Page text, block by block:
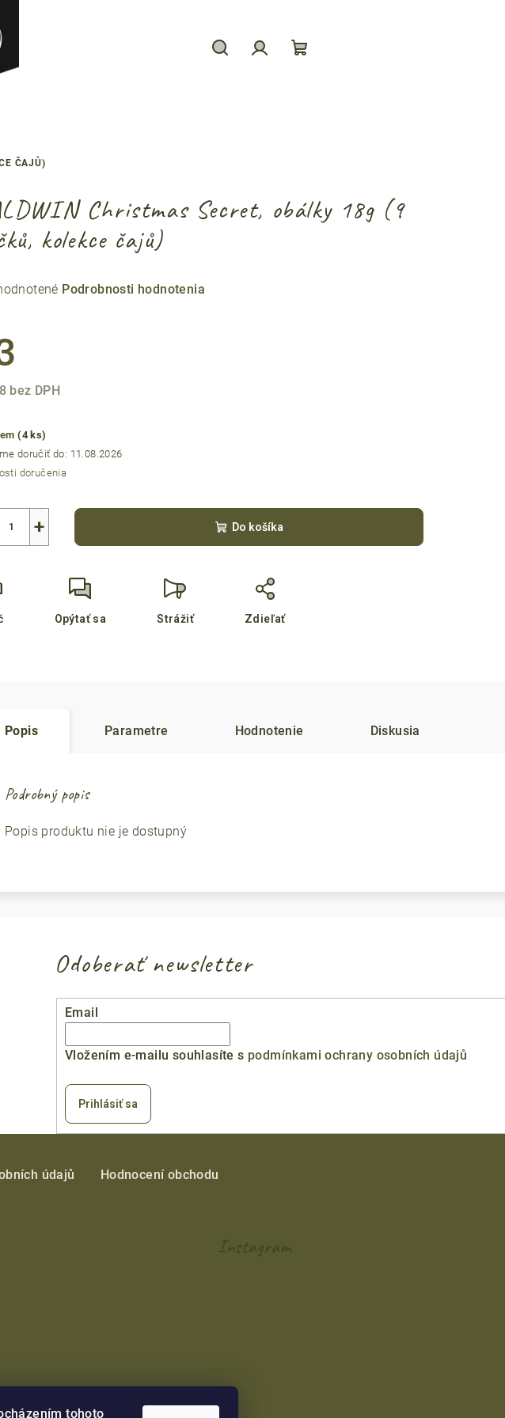
tohoto
ČAJŮ)
Christmas Secret, obálky 18g (9
kolekce čajů)
Podrobnosti hodnotenia
bez DPH
(4 ks)
doručiť do: 11.08.2026
doručenia
+ Do košíka
Opýtať sa Strážiť Zdieľať
Popis Parametre Hodnotenie Diskusia
Podrobný popis
Popis produktu nie je dostupný
Odoberať newsletter
Email
Vložením e-mailu souhlasíte s podmínkami ochrany osobních údajů
Prihlásiť sa
údajů Hodnocení obchodu
Instagram